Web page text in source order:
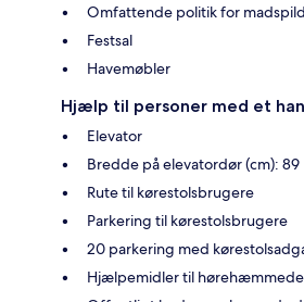
Omfattende politik for madspild
Festsal
Havemøbler
Hjælp til personer med et
Elevator
Bredde på elevatordør (cm): 89
Rute til kørestolsbrugere
Parkering til kørestolsbrugere
20 parkering med
Hjælpemidler til hørehæmmede